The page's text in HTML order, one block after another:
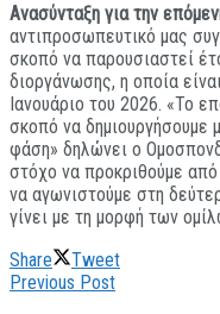
Ανασύνταξη για την
αντιπροσωπευτικό μας
σκοπό να παρουσιαστεί
διοργάνωσης, η οποία
Ιανουάριο του 2026. «Το
σκοπό να δημιουργήσουμε
φάση» δηλώνει ο
στόχο να προκριθούμε από
να αγωνιστούμε στη
γίνει με τη μορφή των
Share
Tweet
Previous Post